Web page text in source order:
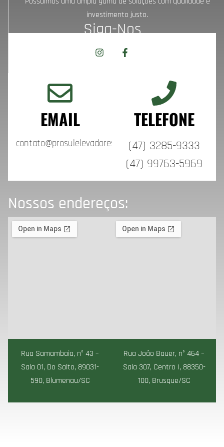
investimento justo.
Siga-Nos
EMAIL
contato@prosulelevadores.com.br
TELEFONE
(47) 3285-9333
(47) 99763-5969
Nossos endereços:
Rua Samambaia, n° 43 –
Sala 01, Do Salto, 89031-
590, Blumenau/SC
Rua João Bauer, n° 464 –
Sala 307, Centro I, 88350-
100, Brusque/SC